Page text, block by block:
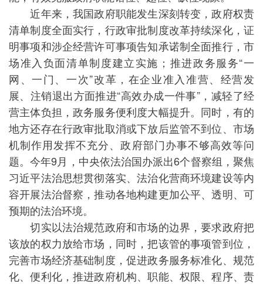
近年来，我国政府职能发生深刻转变，政府权责
清单制度全面实行，行政审批制度改革持续深化，证
明事项和涉企经营许可事项告知承诺制全面推行，市
场准入负面清单制度建立实施；推进政务服务“一
网、一门、一次”改革，在企业准入准营、经营发
展、注销退出方面推进“高效办成一件事”，减轻了经
营主体负担，政务服务便利度大幅提升。同时，有的
地方还存在行政审批取消或下放后监管不到位、市场
机制作用发挥不充分、政府部门办事不够高效等问
题。今年9月，中央依法治国办派出6个督察组，聚焦
习近平法治思想贯彻落实、法治化营商环境建设等内
容开展法治督察，推动各地构建更加公平、透明、可
预期的法治环境。
切实以法治规范政府和市场的边界，要求政府把
该放的权力放给市场，同时，把该管的事项管到位，
完善市场经济基础制度，促进政务服务标准化、规范
化、便利化，推进政府机构、职能、权限、程序、责